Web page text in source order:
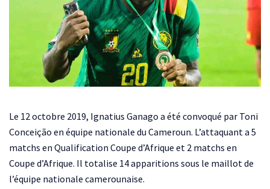
Le 12 octobre 2019, Ignatius Ganago a été convoqué par Toni
Conceição en équipe nationale du Cameroun. L’attaquant a 5
matchs en Qualification Coupe d’Afrique et 2 matchs en
Coupe d’Afrique. Il totalise 14 apparitions sous le maillot de
l’équipe nationale camerounaise.